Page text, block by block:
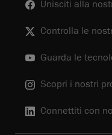
Unisciti alla
Controlla le
Guarda le
Scopri i nostri
Connettiti con